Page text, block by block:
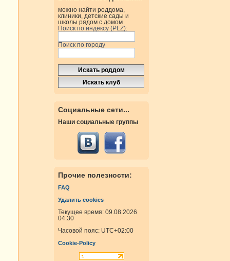
можно найти роддома,
клиники, детские сады и
школы рядом с домом
Поиск по индексу (PLZ):
Поиск по городу
Социальные сети...
Наши социальные группы
Прочие полезности:
FAQ
Удалить cookies
Текущее время: 09.08.2026
04:30
Часовой пояс: UTC+02:00
Cookie-Policy